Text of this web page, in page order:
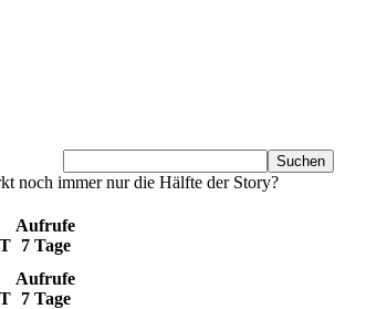
noch immer nur die Hälfte der Story?
Aufrufe
7 Tage
Aufrufe
7 Tage